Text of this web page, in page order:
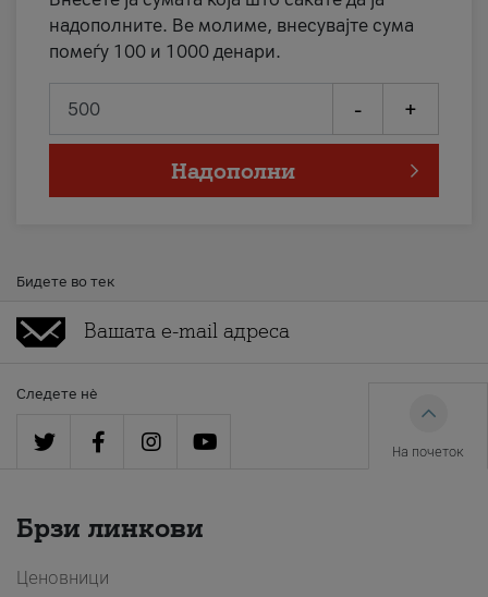
надополните. Ве молиме, внесувајте сума
помеѓу 100 и 1000 денари.
- +
Надополни
Бидете во тек
Следете нè
На почеток
Брзи линкови
Ценовници